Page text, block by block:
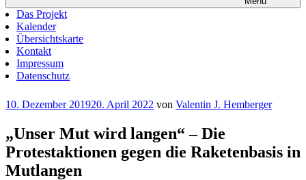
Das Projekt
Kalender
Übersichtskarte
Kontakt
Impressum
Datenschutz
Veröffentlicht
10. Dezember 201920. April 2022 von Valentin J. Hemberger
„Unser Mut wird langen“ – Die
Protestaktionen gegen die Raketenbasis in
Mutlangen